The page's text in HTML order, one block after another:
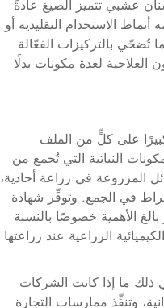
عشبي تتميز الصيغ عادةً
الاستخدام التقليدية أو
تُضحّي بالتركيزات الفعّالة
العلاجية لعدة مكونات بدلًا
كبيرًا على كلٍّ من الملف
النباتية التي تُجمع من
المزروعة في زراعة أحادية،
في الجمع. وتوفِّر شهادة
الأهمية خصوصًا بالنسبة
الزراعية عند زراعتها
ذلك ما إذا كانت الشركات
وتنفِّذ ممارسات التجارة